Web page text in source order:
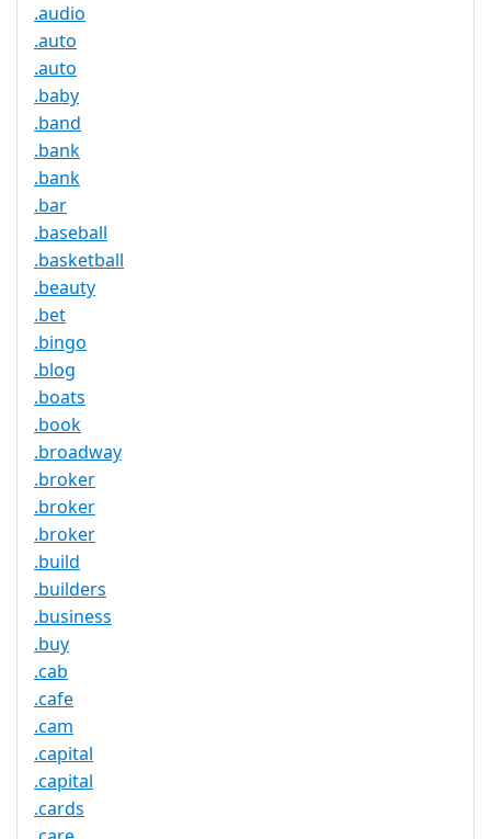
.audio
.auto
.auto
.baby
.band
.bank
.bank
.bar
.baseball
.basketball
.beauty
.bet
.bingo
.blog
.boats
.book
.broadway
.broker
.broker
.broker
.build
.builders
.business
.buy
.cab
.cafe
.cam
.capital
.capital
.cards